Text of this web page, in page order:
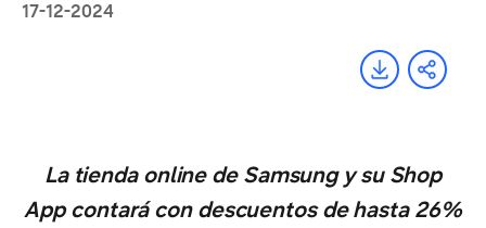
17-12-2024
La tienda online de Samsung y su Shop
App contará con descuentos de hasta 26%